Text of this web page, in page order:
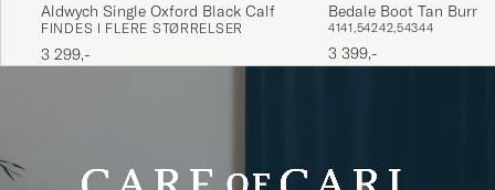
Aldwych Single Oxford Black Calf
FINDES I FLERE STØRRELSER
3 299,-
Bedale Boot Tan
4141,54242,54344
3 399,-